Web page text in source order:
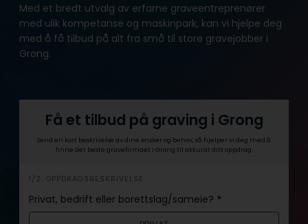
Med et bredt utvalg av erfarne graveentreprenører
med ulik kompetanse og maskinpark, kan vi hjelpe deg
med å få tilbud på alt fra små til store gravejobber i
Grong.
Få et tilbud på graving i Grong
Send en kort beskrivelse av dine ønsker og behov, så hjelper vi deg med å
finne det beste gravefirmaet i Grong til akkurat ditt oppdrag.
h
e
r
1/2: OPPDRAGSBESKRIVELSE
Privat, bedrift eller borettslag/sameie? *